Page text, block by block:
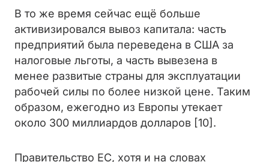
В то же время сейчас ещё больше
активизировался вывоз капитала: часть
предприятий была переведена в США за
налоговые льготы, а часть вывезена в
менее развитые страны для эксплуатации
рабочей силы по более низкой цене. Таким
образом, ежегодно из Европы утекает
около 300 миллиардов долларов [10].
Правительство ЕС, хотя и на словах